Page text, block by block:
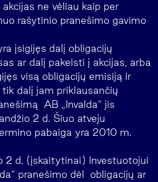
ne vėliau kaip per
rašytinio pranešimo gavimo
įsigijęs dalį obligacijų
ar dalį pakeisti į akcijas, arba
visą obligacijų emisiją ir
dalį jam priklausančių
AB „Invalda“ jis
2 d. Šiuo atveju
pabaiga yra 2010 m.
2 d. (įskaitytinai) Investuotojui
pranešimo dėl obligacijų ar